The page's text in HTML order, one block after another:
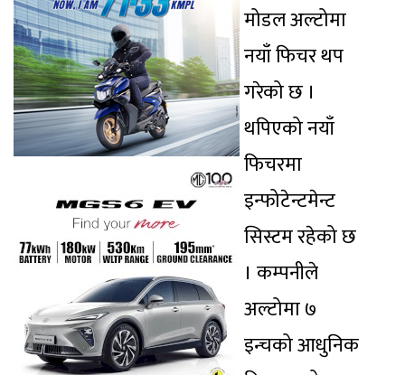
मोडल अल्टोमा
नयाँ फिचर थप
गरेको छ ।
थपिएको नयाँ
फिचरमा
इन्फोटेन्टमेन्ट
सिस्टम रहेको छ
। कम्पनीले
अल्टोमा ७
इन्चको आधुनिक